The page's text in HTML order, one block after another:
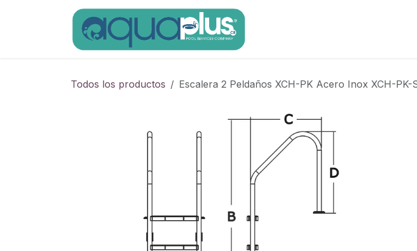
Todos los productos Escalera 2 Peldaños XCH-PK Acero Inox XCH-PK-